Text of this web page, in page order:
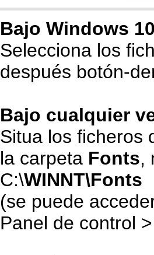
Bajo Windows
Selecciona los
después botón-
Bajo cualquier
Situa los ficheros
la carpeta Fonts,
C:\WINNT\Fonts
(se puede
Panel de control